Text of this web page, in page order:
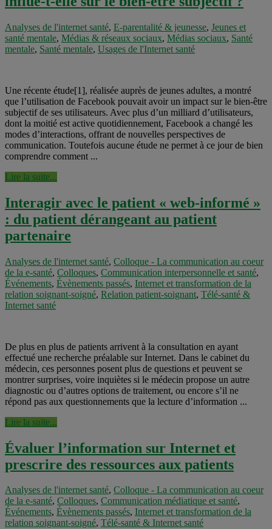
Analyses de l'internet santé, E-parentalité & jeunesse, Jeunes et
santé mentale, Médias & réseaux sociaux, Médias sociaux, Santé
mentale, Santé mentale, Usages de l'Internet santé
Une récente étude[1], réalisée auprès de jeunes adultes, a montré
que l’utilisation de Facebook pouvait avoir un impact sur le bien-être
subjectif de ses utilisateurs. Avec plus d’un milliard d’utilisateurs,
dont la moitié est active quotidiennement, Facebook a changé les
modes d’interactions, offrant de nouvelles perspectives de
communication. Toutefois aucune étude ne permet à ce jour de bien
comprendre comment ...
Lire la suite...
Interagir avec le patient « web-informé »
: du patient dérangeant au patient
partenaire
Analyses de l'internet santé, Colloque - La communication au coeur
de la e-santé, Colloques, Communication interpersonnelle et santé,
Événements, Évènements passés, Internet et transformation de la
relation soignant-soigné, Relation patient-soignant, Télé-santé &
Internet santé
De plus en plus de patients arrivent à la consultation en ayant
effectué une recherche préalable sur Internet. Dans le cabinet du
médecin, ces personnes posent plus de questions et peuvent se
montrer surprises, voire inquiètes si le médecin propose un autre
diagnostic ou d’autres options de traitement, ou encore s’il ne
répond pas aux questionnements que la lecture d’information ...
Lire la suite...
Évaluer l’information sur Internet et
prescrire des ressources aux patients
Analyses de l'internet santé, Colloque - La communication au coeur
de la e-santé, Colloques, Communication médiatique et santé,
Événements, Évènements passés, Internet et transformation de la
relation soignant-soigné, Télé-santé & Internet santé